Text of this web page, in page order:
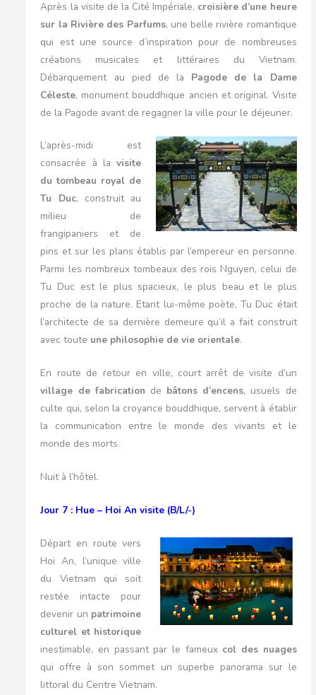
Après la visite de la Cité Impériale, croisière d’une heure
sur la Rivière des Parfums, une belle rivière romantique
qui est une source d’inspiration pour de nombreuses
créations musicales et littéraires du Vietnam.
Débarquement au pied de la Pagode de la Dame
Céleste, monument bouddhique ancien et original. Visite
de la Pagode avant de regagner la ville pour le déjeuner.
L’après-midi est
consacrée à lavisite
du tombeau royal de
Tu Duc, construit au
milieu de
frangipaniers et de
pins et sur les plans établis par l’empereur en personne.
Parmi les nombreux tombeaux des rois Nguyen, celui de
Tu Duc est le plus spacieux, le plus beau et le plus
proche de la nature. Etant lui-même poète, Tu Duc était
l’architecte de sa dernière demeure qu’il a fait construit
avec toute une philosophie de vie orientale.
En route de retour en ville, court arrêt de visite d’un
village de fabrication de bâtons d’encens, usuels de
culte qui, selon la croyance bouddhique, servent à établir
la communication entre le monde des vivants et le
monde des morts.
Nuit à l’hôtel.
Jour 7 : Hue – Hoi An visite (B/L/-)
Départ en route vers
Hoi An, l’unique ville
du Vietnam qui soit
restée intacte pour
devenir un patrimoine
culturel et historique
inestimable, en passant par le fameux col des nuages
qui offre à son sommet un superbe panorama sur le
littoral du Centre Vietnam.